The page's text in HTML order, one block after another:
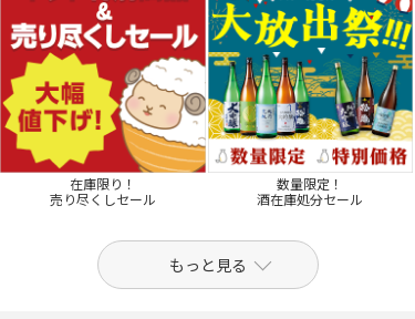
在庫限り！
売り尽くしセール
数量限定！
酒在庫処分セール
もっと見る